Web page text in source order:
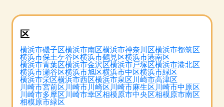
区
横浜市磯子区横浜市南区横浜市神奈川区横浜市都筑区
横浜市保土ケ谷区横浜市鶴見区横浜市港南区
横浜市青葉区横浜市金沢区横浜市戸塚区横浜市港北区
横浜市瀬谷区横浜市旭区横浜市中区横浜市緑区
横浜市栄区横浜市西区横浜市泉区 川崎市高津区
川崎市宮前区 川崎市川崎区 川崎市麻生区 川崎市中原区
川崎市多摩区 川崎市幸区相模原市中央区相模原市南区
相模原市緑区